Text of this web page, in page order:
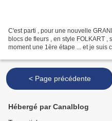
C'est parti , pour une nouvelle
blocs de fleurs , en style FOLKART
moment une 1ère étape ... et je suis
< Page précédente
Hébergé par Canalblog